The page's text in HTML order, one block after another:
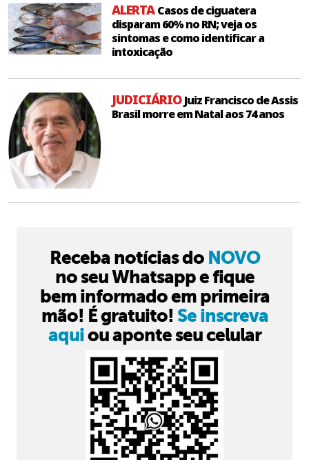
ALERTACasos de ciguatera
disparam 60% no RN; veja os
sintomas e como identificar a
intoxicação
JUDICIÁRIOJuiz Francisco de Assis
Brasil morre em Natal aos 74 anos
Receba notícias do NOVO
no seu Whatsapp e fique
bem informado em primeira
mão! É gratuito! Se inscreva
aquiou aponte seu celular